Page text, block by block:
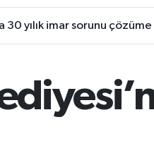
30 yılık imar sorunu